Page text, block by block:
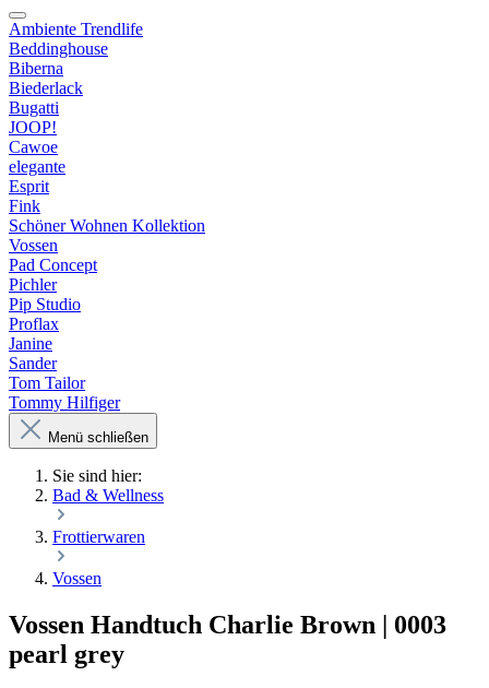
Ambiente Trendlife
Beddinghouse
Biberna
Biederlack
Bugatti
JOOP!
Cawoe
elegante
Esprit
Fink
Schöner Wohnen Kollektion
Vossen
Pad Concept
Pichler
Pip Studio
Proflax
Janine
Sander
Tom Tailor
Tommy Hilfiger
Menü schließen
Sie sind hier:
Bad & Wellness
Frottierwaren
Vossen
Vossen Handtuch Charlie Brown | 0003
pearl grey